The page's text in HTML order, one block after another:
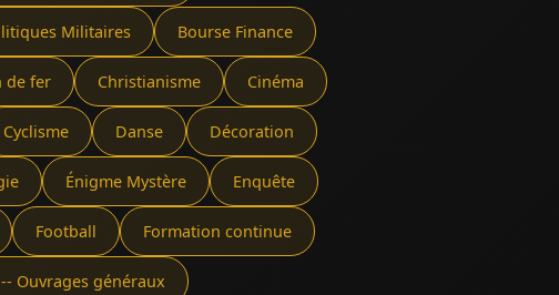
Militaires Bourse Finance
de fer Christianisme Cinéma
Cyclisme Danse Décoration
Énigme Mystère Enquête
Football Formation continue
Ouvrages généraux